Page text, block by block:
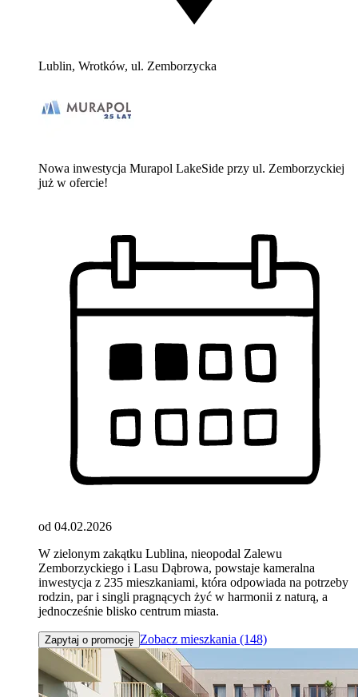
Lublin, Wrotków, ul. Zemborzycka
Nowa inwestycja Murapol LakeSide przy ul. Zemborzyckiej
już w ofercie!
od 04.02.2026
W zielonym zakątku Lublina, nieopodal Zalewu
Zemborzyckiego i Lasu Dąbrowa, powstaje kameralna
inwestycja z 235 mieszkaniami, która odpowiada na potrzeby
rodzin, par i singli pragnących żyć w harmonii z naturą, a
jednocześnie blisko centrum miasta.
Zapytaj o promocję Zobacz mieszkania (148)